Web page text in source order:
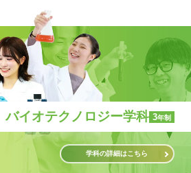
バイオテクノロジー学科 3年制
学科の詳細はこちら